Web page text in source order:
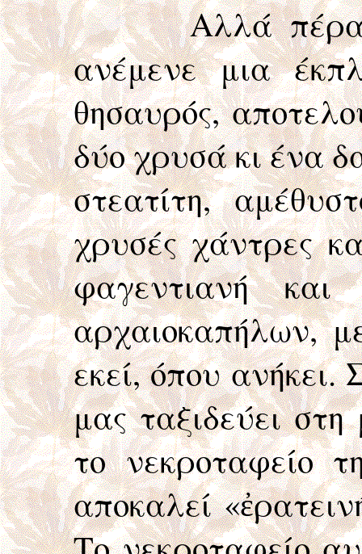
Αλλά πέραν
ανέμενε μια
θησαυρός,
δύο χρυσά κι ένα
στεατίτη,
χρυσές χάντρες
φαγεντιανή
αρχαιοκαπήλων,
εκεί, όπου ανήκει.
μας ταξιδεύει
το νεκροταφείο
αποκαλεί